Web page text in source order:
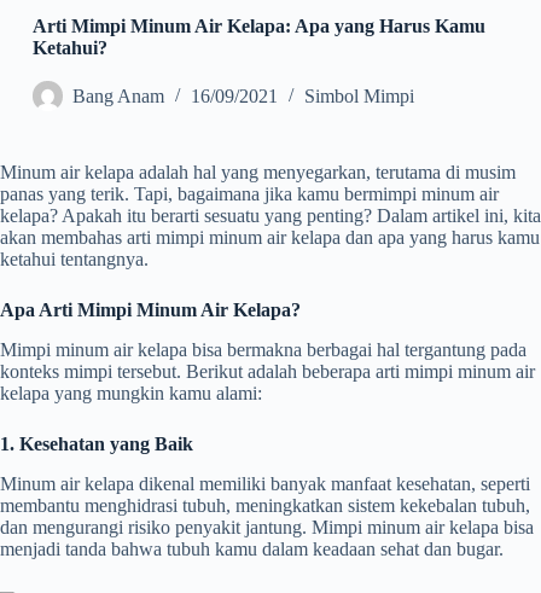
Arti Mimpi Minum Air Kelapa: Apa yang Harus Kamu
Ketahui?
Bang Anam 16/09/2021 Simbol Mimpi
Minum air kelapa adalah hal yang menyegarkan, terutama di musim
panas yang terik. Tapi, bagaimana jika kamu bermimpi minum air
kelapa? Apakah itu berarti sesuatu yang penting? Dalam artikel ini, kita
akan membahas arti mimpi minum air kelapa dan apa yang harus kamu
ketahui tentangnya.
Apa Arti Mimpi Minum Air Kelapa?
Mimpi minum air kelapa bisa bermakna berbagai hal tergantung pada
konteks mimpi tersebut. Berikut adalah beberapa arti mimpi minum air
kelapa yang mungkin kamu alami:
1. Kesehatan yang Baik
Minum air kelapa dikenal memiliki banyak manfaat kesehatan, seperti
membantu menghidrasi tubuh, meningkatkan sistem kekebalan tubuh,
dan mengurangi risiko penyakit jantung. Mimpi minum air kelapa bisa
menjadi tanda bahwa tubuh kamu dalam keadaan sehat dan bugar.